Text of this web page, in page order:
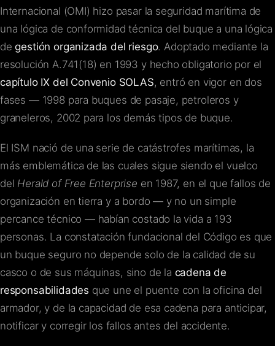
Internacional (OMI) hizo pasar la seguridad marítima de
una lógica de conformidad técnica del buque a una lógica
degestión organizada del riesgo. Adoptado mediante la
resolución A.741(18) en 1993 y hecho obligatorio por el
capítulo IX del Convenio SOLAS, entró en vigor en dos
fases — 1998 para buques de pasaje, petroleros y
graneleros, 2002 para los demás tipos de buque.
El ISM nació de una serie de catástrofes marítimas, la
más emblemática de las cuales sigue siendo el vuelco
del Herald of Free Enterprise en 1987, en el que fallos de
organización en tierra y a bordo — y no un simple
percance técnico — habían costado la vida a 193
personas. La constatación fundacional del Código es que
un buque seguro no depende solo de la calidad de su
casco o de sus máquinas, sino de la cadena de
responsabilidades que une el puente con la oficina del
armador, y de la capacidad de esa cadena para anticipar,
notificar y corregir los fallos antes del accidente.